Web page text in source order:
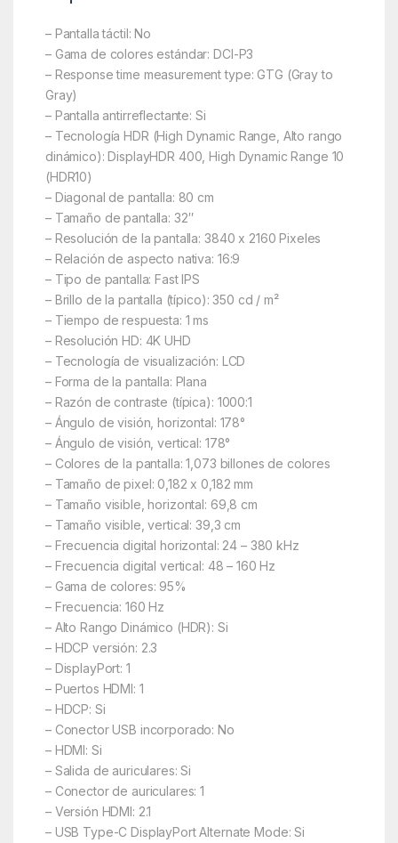
– Pantalla táctil: No
– Gama de colores estándar: DCI-P3
– Response time measurement type: GTG (Gray to
Gray)
– Pantalla antirreflectante: Si
– Tecnología HDR (High Dynamic Range, Alto rango
dinámico): DisplayHDR 400, High Dynamic Range 10
(HDR10)
– Diagonal de pantalla: 80 cm
– Tamaño de pantalla: 32″
– Resolución de la pantalla: 3840 x 2160 Pixeles
– Relación de aspecto nativa: 16:9
– Tipo de pantalla: Fast IPS
– Brillo de la pantalla (típico): 350 cd / m²
– Tiempo de respuesta: 1 ms
– Resolución HD: 4K UHD
– Tecnología de visualización: LCD
– Forma de la pantalla: Plana
– Razón de contraste (típica): 1000:1
– Ángulo de visión, horizontal: 178°
– Ángulo de visión, vertical: 178°
– Colores de la pantalla: 1,073 billones de colores
– Tamaño de pixel: 0,182 x 0,182 mm
– Tamaño visible, horizontal: 69,8 cm
– Tamaño visible, vertical: 39,3 cm
– Frecuencia digital horizontal: 24 – 380 kHz
– Frecuencia digital vertical: 48 – 160 Hz
– Gama de colores: 95%
– Frecuencia: 160 Hz
– Alto Rango Dinámico (HDR): Si
– HDCP versión: 2.3
– DisplayPort: 1
– Puertos HDMI: 1
– HDCP: Si
– Conector USB incorporado: No
– HDMI: Si
– Salida de auriculares: Si
– Conector de auriculares: 1
– Versión HDMI: 2.1
– USB Type-C DisplayPort Alternate Mode: Si